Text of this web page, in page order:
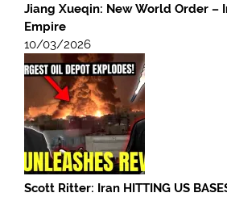
Jiang Xueqin: New World Order –
Empire
10/03/2026
Scott Ritter: Iran HITTING US